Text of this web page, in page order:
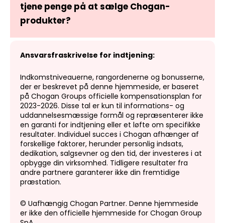
tjene penge på at sælge Chogan-
produkter?
Ansvarsfraskrivelse for indtjening:
Indkomstniveauerne, rangordenerne og bonusserne,
der er beskrevet på denne hjemmeside, er baseret
på Chogan Groups officielle kompensationsplan for
2023-2026. Disse tal er kun til informations- og
uddannelsesmæssige formål og repræsenterer ikke
en garanti for indtjening eller et løfte om specifikke
resultater. Individuel succes i Chogan afhænger af
forskellige faktorer, herunder personlig indsats,
dedikation, salgsevner og den tid, der investeres i at
opbygge din virksomhed. Tidligere resultater fra
andre partnere garanterer ikke din fremtidige
præstation.
© Uafhængig Chogan Partner. Denne hjemmeside
er ikke den officielle hjemmeside for Chogan Group